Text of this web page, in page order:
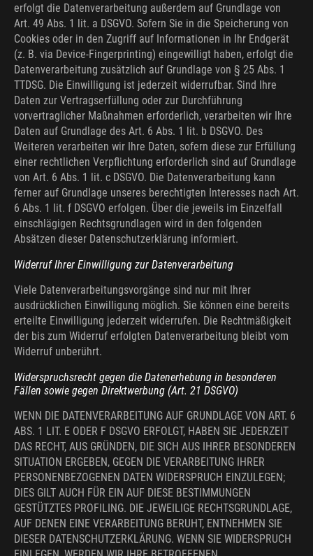
erfolgt die Datenverarbeitung außerdem auf Grundlage von
Art. 49 Abs. 1 lit. a DSGVO. Sofern Sie in die Speicherung von
Cookies oder in den Zugriff auf Informationen in Ihr Endgerät
(z. B. via Device-Fingerprinting) eingewilligt haben, erfolgt die
Datenverarbeitung zusätzlich auf Grundlage von § 25 Abs. 1
TTDSG. Die Einwilligung ist jederzeit widerrufbar. Sind Ihre
Daten zur Vertragserfüllung oder zur Durchführung
vorvertraglicher Maßnahmen erforderlich, verarbeiten wir Ihre
Daten auf Grundlage des Art. 6 Abs. 1 lit. b DSGVO. Des
Weiteren verarbeiten wir Ihre Daten, sofern diese zur Erfüllung
einer rechtlichen Verpflichtung erforderlich sind auf Grundlage
von Art. 6 Abs. 1 lit. c DSGVO. Die Datenverarbeitung kann
ferner auf Grundlage unseres berechtigten Interesses nach Art.
6 Abs. 1 lit. f DSGVO erfolgen. Über die jeweils im Einzelfall
einschlägigen Rechtsgrundlagen wird in den folgenden
Absätzen dieser Datenschutzerklärung informiert.
Widerruf Ihrer Einwilligung zur Datenverarbeitung
Viele Datenverarbeitungsvorgänge sind nur mit Ihrer
ausdrücklichen Einwilligung möglich. Sie können eine bereits
erteilte Einwilligung jederzeit widerrufen. Die Rechtmäßigkeit
der bis zum Widerruf erfolgten Datenverarbeitung bleibt vom
Widerruf unberührt.
Widerspruchsrecht gegen die Datenerhebung in besonderen
Fällen sowie gegen Direktwerbung (Art. 21 DSGVO)
WENN DIE DATENVERARBEITUNG AUF GRUNDLAGE VON ART. 6
ABS. 1 LIT. E ODER F DSGVO ERFOLGT, HABEN SIE JEDERZEIT
DAS RECHT, AUS GRÜNDEN, DIE SICH AUS IHRER BESONDEREN
SITUATION ERGEBEN, GEGEN DIE VERARBEITUNG IHRER
PERSONENBEZOGENEN DATEN WIDERSPRUCH EINZULEGEN;
DIES GILT AUCH FÜR EIN AUF DIESE BESTIMMUNGEN
GESTÜTZTES PROFILING. DIE JEWEILIGE RECHTSGRUNDLAGE,
AUF DENEN EINE VERARBEITUNG BERUHT, ENTNEHMEN SIE
DIESER DATENSCHUTZERKLÄRUNG. WENN SIE WIDERSPRUCH